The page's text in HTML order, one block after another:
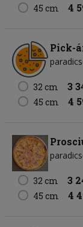
45 cm 4
Pick-
32 cm 3
45 cm 4
32 cm 3
45 cm 4